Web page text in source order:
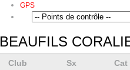
GPS
BEAUFILS
Club Sx Cat